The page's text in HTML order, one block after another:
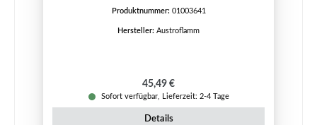
Produktnummer: 01003641
Hersteller: Austroflamm
Regulärer Preis:
45,49 €
Sofort verfügbar, Lieferzeit: 2-4 Tage
Details